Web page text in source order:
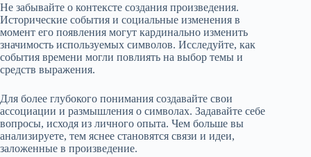
Не забывайте о контексте создания произведения.
Исторические события и социальные изменения в
момент его появления могут кардинально изменить
значимость используемых символов. Исследуйте, как
события времени могли повлиять на выбор темы и
средств выражения.
Для более глубокого понимания создавайте свои
ассоциации и размышления о символах. Задавайте себе
вопросы, исходя из личного опыта. Чем больше вы
анализируете, тем яснее становятся связи и идеи,
заложенные в произведение.